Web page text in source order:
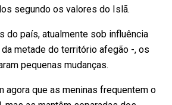
segundo os valores do Islã.
do país, atualmente sob influência
metade do território afegão -, os
pequenas mudanças.
agora que as meninas frequentem o